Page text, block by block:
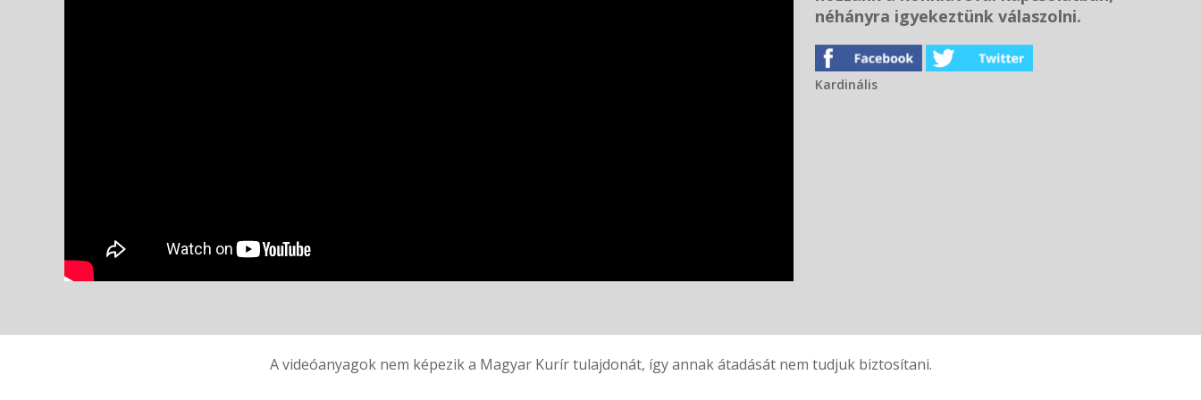
néhányra igyekeztünk válaszolni.
Kardinális
A videóanyagok nem képezik a Magyar Kurír tulajdonát, így annak átadását nem tudjuk biztosítani.